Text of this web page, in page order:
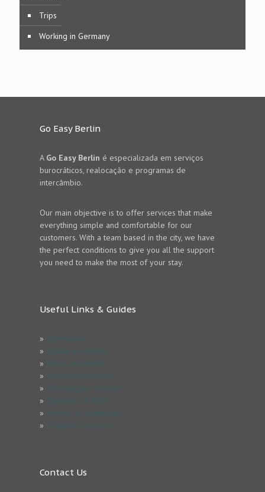
Trips
Working in Germany
Go Easy Berlin
A Go Easy Berlin é especializada em serviços
burocráticos, realocação e programas de
intercâmbio.
Our main objective is to offer services that make
everything simple and comfortable for our
customers. With a team based in the city, we have
the perfect conditions to give you all the support
you need to make the most of your stay.
Useful Links & Guides
»
»
»
»
»
»
»
»
Contact Us